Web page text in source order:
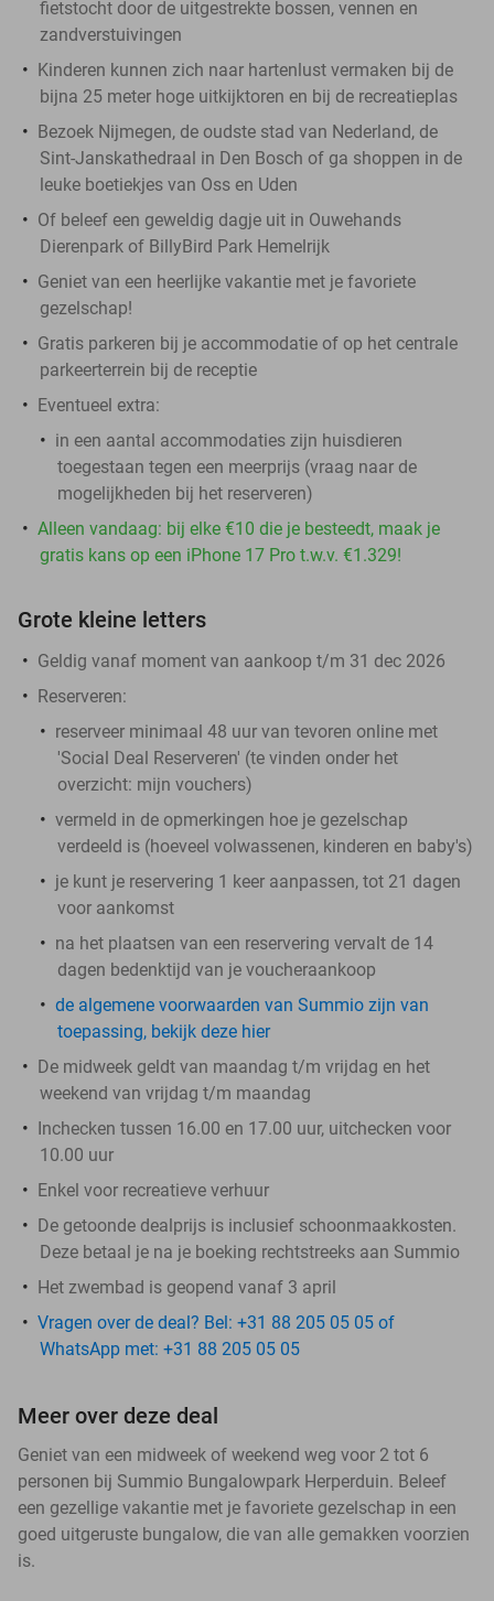
fietstocht door de uitgestrekte bossen, vennen en
zandverstuivingen
Kinderen kunnen zich naar hartenlust vermaken bij de
bijna 25 meter hoge uitkijktoren en bij de recreatieplas
Bezoek Nijmegen, de oudste stad van Nederland, de
Sint-Janskathedraal in Den Bosch of ga shoppen in de
leuke boetiekjes van Oss en Uden
Of beleef een geweldig dagje uit in Ouwehands
Dierenpark of BillyBird Park Hemelrijk
Geniet van een heerlijke vakantie met je favoriete
gezelschap!
Gratis parkeren bij je accommodatie of op het centrale
parkeerterrein bij de receptie
Eventueel extra:
in een aantal accommodaties zijn huisdieren
toegestaan tegen een meerprijs (vraag naar de
mogelijkheden bij het reserveren)
Alleen vandaag: bij elke €10 die je besteedt, maak je
gratis kans op een iPhone 17 Pro t.w.v. €1.329!
Grote kleine letters
Geldig vanaf moment van aankoop t/m 31 dec 2026
Reserveren:
reserveer minimaal 48 uur van tevoren online met
'Social Deal Reserveren' (te vinden onder het
overzicht: mijn vouchers)
vermeld in de opmerkingen hoe je gezelschap
verdeeld is (hoeveel volwassenen, kinderen en baby's)
je kunt je reservering 1 keer aanpassen, tot 21 dagen
voor aankomst
na het plaatsen van een reservering vervalt de 14
dagen bedenktijd van je voucheraankoop
de algemene voorwaarden van Summio zijn van
toepassing, bekijk deze hier
De midweek geldt van maandag t/m vrijdag en het
weekend van vrijdag t/m maandag
Inchecken tussen 16.00 en 17.00 uur, uitchecken voor
10.00 uur
Enkel voor recreatieve verhuur
De getoonde dealprijs is inclusief schoonmaakkosten.
Deze betaal je na je boeking rechtstreeks aan Summio
Het zwembad is geopend vanaf 3 april
Vragen over de deal? Bel: +31 88 205 05 05 of
WhatsApp met: +31 88 205 05 05
Meer over deze deal
Geniet van een midweek of weekend weg voor 2 tot 6
personen bij Summio Bungalowpark Herperduin. Beleef
een gezellige vakantie met je favoriete gezelschap in een
goed uitgeruste bungalow, die van alle gemakken voorzien
is.